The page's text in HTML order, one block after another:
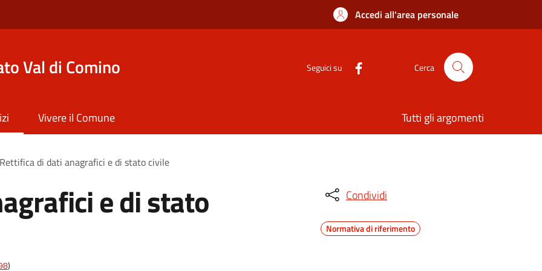
Accedi all'area personale
Val di Comino Seguici su Cerca
Vivere il Comune Tutti gli argomenti
Rettifica di dati anagrafici e di stato civile
e di stato
)
Condividi
Normativa di riferimento